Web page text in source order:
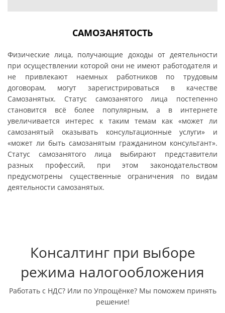
САМОЗАНЯТОСТЬ
Физические лица, получающие доходы от деятельности
при осуществлении которой они не имеют работодателя и
не привлекают наемных работников по трудовым
договорам, могут зарегистрироваться в качестве
Самозанятых. Статус самозанятого лица постепенно
становится всё более популярным, а в интернете
увеличивается интерес к таким темам как «может ли
самозанятый оказывать консультационные услуги» и
«может ли быть самозанятым гражданином консультант».
Статус самозанятого лица выбирают представители
разных профессий, при этом законодательством
предусмотрены существенные ограничения по видам
деятельности самозанятых.
Консалтинг при выборе
режима налогообложения
Работать с НДС? Или по Упрощёнке? Мы поможем принять
решение!